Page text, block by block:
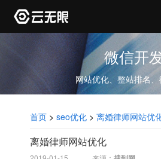
微信开
网站优化、整站排名
首页 > seo优化 > 离婚律师网站优
离婚律师网站优化